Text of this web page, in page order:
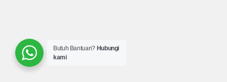
Butuh Bantuan? Hubungi
kami